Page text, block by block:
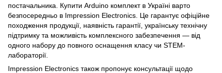
постачальника. Купити Arduino комплект в Україні варто
безпосередньо в Impression Electronics. Це гарантує офіційне
походження продукції, наявність гарантії, українську технічну
підтримку та можливість комплексного забезпечення — від
одного набору до повного оснащення класу чи STEM-
лабораторії.
Impression Electronics також пропонує консультації щодо